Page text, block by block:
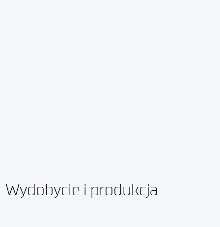
Wydobycie i produkcja